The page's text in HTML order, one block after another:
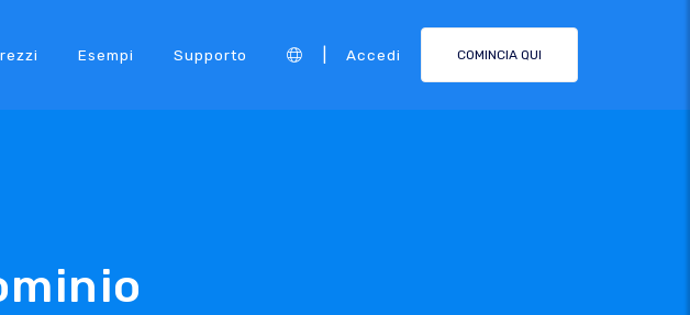
Esempi Supporto Accedi COMINCIA QUI